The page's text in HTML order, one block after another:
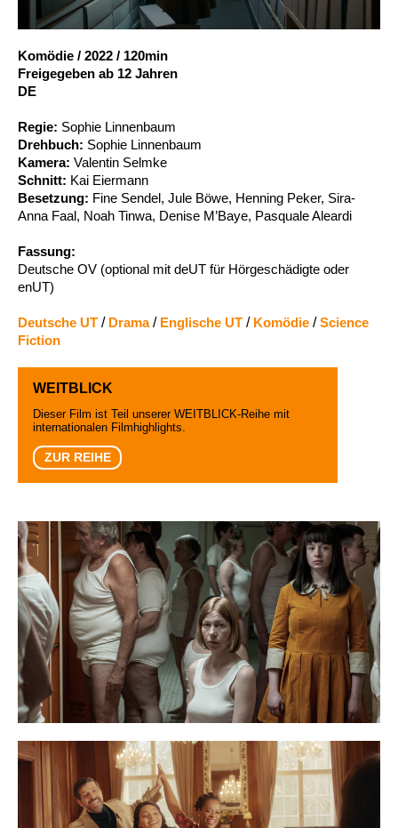
Account
Komödie / 2022 / 120min
Freigegeben ab 12 Jahren
DE
Regie: Sophie Linnenbaum
Drehbuch: Sophie Linnenbaum
Kamera: Valentin Selmke
Schnitt: Kai Eiermann
Besetzung: Fine Sendel, Jule Böwe, Henning Peker, Sira-
Anna Faal, Noah Tinwa, Denise M’Baye, Pasquale Aleardi
Fassung:
Deutsche OV (optional mit deUT für Hörgeschädigte oder
enUT)
Deutsche UT / Drama/ Englische UT / Komödie /Science
Fiction
WEITBLICK
Dieser Film ist Teil unserer WEITBLICK-Reihe mit
internationalen Filmhighlights.
ZUR REIHE